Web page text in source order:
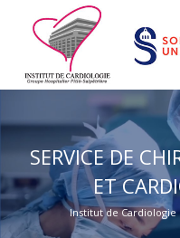
SERVICE DE
ET
Institut de